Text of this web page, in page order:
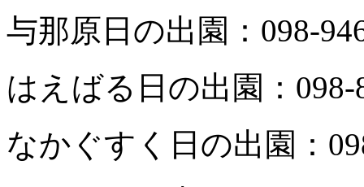
与那原日の出園： 098-
はえばる日の出園： 098-
なかぐすく日の出園：